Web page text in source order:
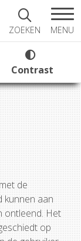
ZOEKEN MENU
Contrast
de
kunnen aan
ontleend. Het
op